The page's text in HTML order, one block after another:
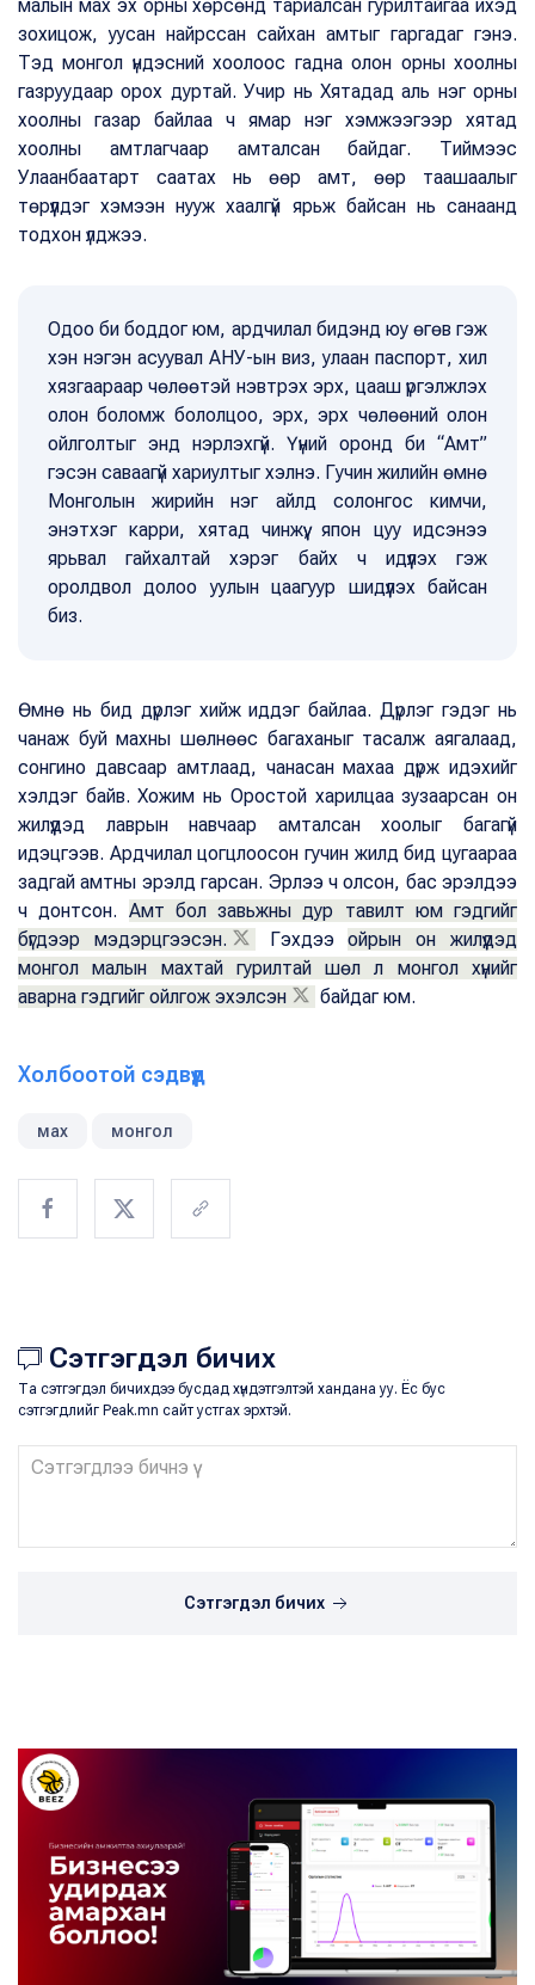
малын мах эх орны хөрсөнд тариалсан гурилтайгаа ихэд
зохицож, уусан найрссан сайхан амтыг гаргадаг гэнэ.
Тэд монгол үндэсний хоолоос гадна олон орны хоолны
газруудаар орох дуртай. Учир нь Хятадад аль нэг орны
хоолны газар байлаа ч ямар нэг хэмжээгээр хятад
хоолны амтлагчаар амталсан байдаг. Тиймээс
Улаанбаатарт саатах нь өөр амт, өөр таашаалыг
төрүүлдэг хэмээн нууж хаалгүй ярьж байсан нь санаанд
тодхон үлджээ.
Одоо би боддог юм, ардчилал бидэнд юу өгөв гэж
хэн нэгэн асуувал АНУ-ын виз, улаан паспорт, хил
хязгаараар чөлөөтэй нэвтрэх эрх, цааш үргэлжлэх
олон боломж бололцоо, эрх, эрх чөлөөний олон
ойлголтыг энд нэрлэхгүй. Үүний оронд би “Амт”
гэсэн саваагүй хариултыг хэлнэ. Гучин жилийн өмнө
Монголын жирийн нэг айлд солонгос кимчи,
энэтхэг карри, хятад чинжүү, япон цуу идсэнээ
ярьвал гайхалтай хэрэг байх ч идүүлэх гэж
оролдвол долоо уулын цаагуур шидүүлэх байсан
биз.
Өмнө нь бид дүрлэг хийж иддэг байлаа. Дүрлэг гэдэг нь
чанаж буй махны шөлнөөс багаханыг тасалж аягалаад,
сонгино давсаар амтлаад, чанасан махаа дүрж идэхийг
хэлдэг байв. Хожим нь Оростой харилцаа зузаарсан он
жилүүдэд лаврын навчаар амталсан хоолыг багагүй
идэцгээв. Ардчилал цогцлоосон гучин жилд бид цугаараа
задгай амтны эрэлд гарсан. Эрлээ ч олсон, бас эрэлдээ
ч донтсон. Амт бол завьжны дур тавилт юм гэдгийг
бүгдээр мэдэрцгээсэн.
Гэхдээойрын он жилүүдэд
монгол малын махтай гурилтай шөл л монгол хүнийг
аварна гэдгийг ойлгож эхэлсэн
байдаг юм.
Холбоотой сэдвүүд
мах монгол
Сэтгэгдэл бичих
Та сэтгэгдэл бичихдээ бусдад хүндэтгэлтэй хандана уу. Ёс бус
сэтгэгдлийг Peak.mn сайт устгах эрхтэй.
Сэтгэгдэл бичих